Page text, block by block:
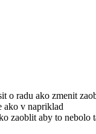
o radu ako zmenit
ako v napriklad
zaoblit aby to nebolo